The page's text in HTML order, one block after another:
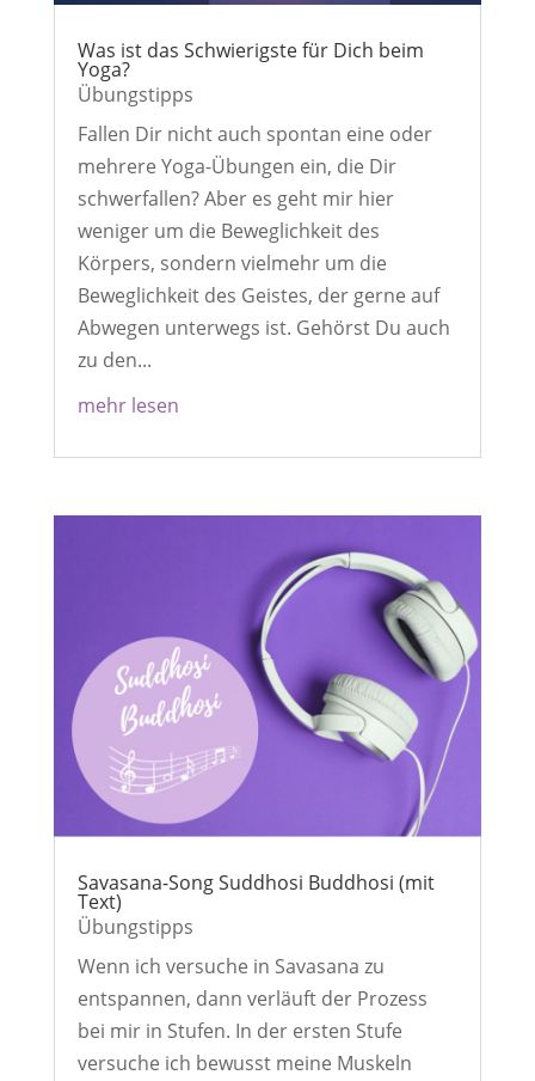
Was ist das Schwierigste für Dich beim
Yoga?
Übungstipps
Fallen Dir nicht auch spontan eine oder
mehrere Yoga-Übungen ein, die Dir
schwerfallen? Aber es geht mir hier
weniger um die Beweglichkeit des
Körpers, sondern vielmehr um die
Beweglichkeit des Geistes, der gerne auf
Abwegen unterwegs ist. Gehörst Du auch
zu den...
mehr lesen
Savasana-Song Suddhosi Buddhosi (mit
Text)
Übungstipps
Wenn ich versuche in Savasana zu
entspannen, dann verläuft der Prozess
bei mir in Stufen. In der ersten Stufe
versuche ich bewusst meine Muskeln